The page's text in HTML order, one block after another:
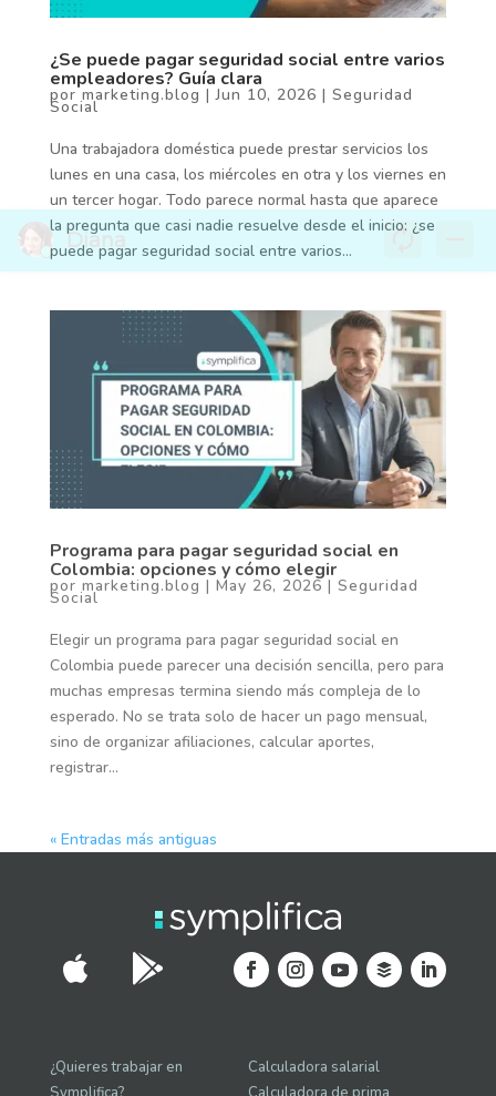
¿Se puede pagar seguridad social entre varios
empleadores? Guía clara
pormarketing.blog |Jun 10, 2026 | Seguridad
Social
Una trabajadora doméstica puede prestar servicios los
lunes en una casa, los miércoles en otra y los viernes en
un tercer hogar. Todo parece normal hasta que aparece
la pregunta que casi nadie resuelve desde el inicio: ¿se
puede pagar seguridad social entre varios...
Programa para pagar seguridad social en
Colombia: opciones y cómo elegir
por marketing.blog | May 26, 2026| Seguridad
Social
Elegir un programa para pagar seguridad social en
Colombia puede parecer una decisión sencilla, pero para
muchas empresas termina siendo más compleja de lo
esperado. No se trata solo de hacer un pago mensual,
sino de organizar afiliaciones, calcular aportes,
registrar...
« Entradas más antiguas
 
¿Quieres trabajar en
Calculadora salarial